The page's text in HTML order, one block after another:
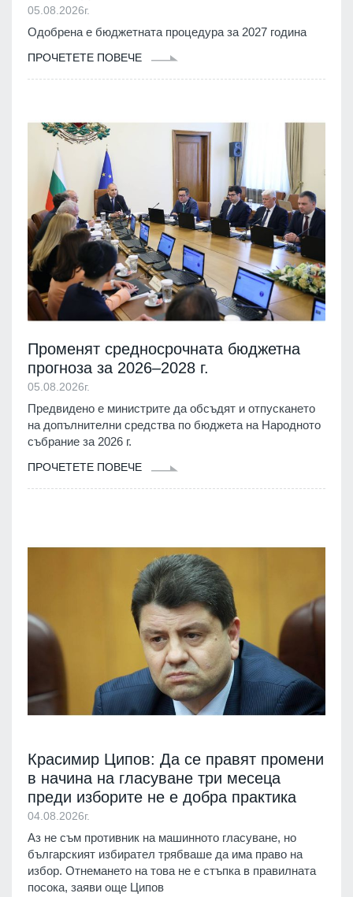
05.08.2026г.
Одобрена е бюджетната процедура за 2027 година
ПРОЧЕТЕТЕ ПОВЕЧЕ
Променят средносрочната бюджетна
прогноза за 2026–2028 г.
05.08.2026г.
Предвидено е министрите да обсъдят и отпускането
на допълнителни средства по бюджета на Народното
събрание за 2026 г.
ПРОЧЕТЕТЕ ПОВЕЧЕ
Красимир Ципов: Да се правят промени
в начина на гласуване три месеца
преди изборите не е добра практика
04.08.2026г.
Аз не съм противник на машинното гласуване, но
българският избирател трябваше да има право на
избор. Отнемането на това не е стъпка в правилната
посока, заяви още Ципов